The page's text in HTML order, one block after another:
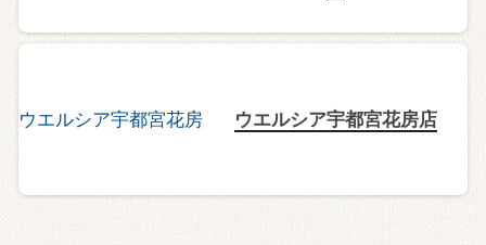
ウエルシア宇都宮花房店